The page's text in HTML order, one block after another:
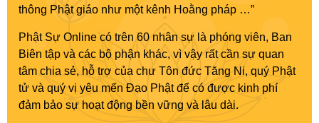
thông Phật giáo như một kênh Hoằng pháp …”
Phật Sự Online có trên 60 nhân sự là phóng viên, Ban
Biên tập và các bộ phận khác, vì vậy rất cần sự quan
tâm chia sẻ, hỗ trợ của chư Tôn đức Tăng Ni, quý Phật
tử và quý vị yêu mến Đạo Phật để có được kinh phí
đảm bảo sự hoạt động bền vững và lâu dài.